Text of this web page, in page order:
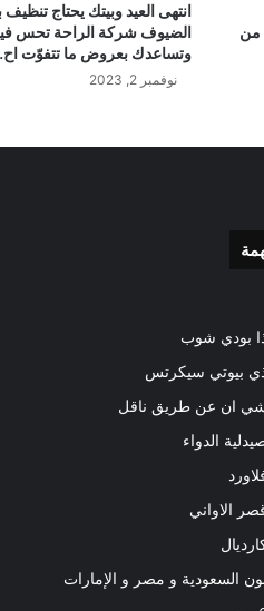
من
انتهى العيد وبيتك يحتاج
الضيوف شركة الراحة تحس
وتساعدك بعروض ما تتفوّت
نوفمبر 2, 2023
بودي شوب
بيوتي سيكرتس
شي ان عن طريق ناقل
الدواء
الاواني
السعودية و مصر و الإمارات